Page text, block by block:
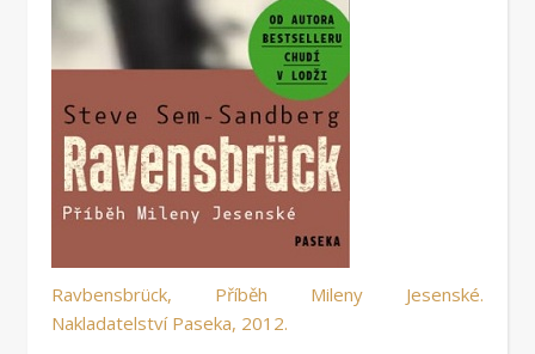
Ravbensbrück, Příběh Mileny Jesenské.
Nakladatelství Paseka, 2012.